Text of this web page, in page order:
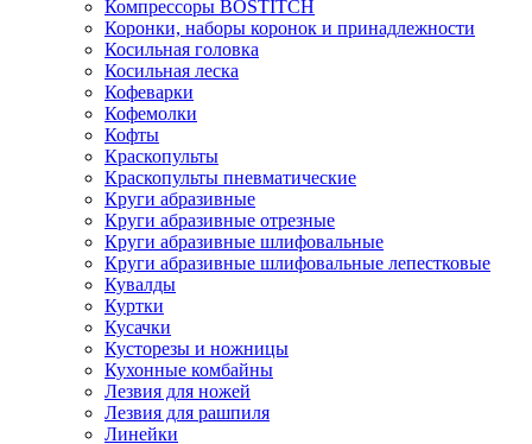
Компрессоры BOSTITCH
Коронки, наборы коронок и принадлежности
Косильная головка
Косильная леска
Кофеварки
Кофемолки
Кофты
Краскопульты
Краскопульты пневматические
Круги абразивные
Круги абразивные отрезные
Круги абразивные шлифовальные
Круги абразивные шлифовальные лепестковые
Кувалды
Куртки
Кусачки
Кусторезы и ножницы
Кухонные комбайны
Лезвия для ножей
Лезвия для рашпиля
Линейки